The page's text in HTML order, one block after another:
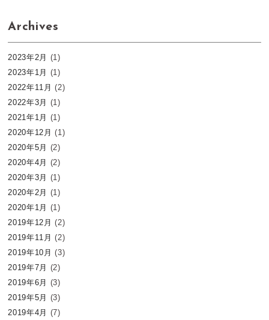
Archives
2023年2月 (1)
2023年1月 (1)
2022年11月 (2)
2022年3月 (1)
2021年1月 (1)
2020年12月 (1)
2020年5月 (2)
2020年4月 (2)
2020年3月 (1)
2020年2月 (1)
2020年1月 (1)
2019年12月 (2)
2019年11月 (2)
2019年10月 (3)
2019年7月 (2)
2019年6月 (3)
2019年5月 (3)
2019年4月 (7)